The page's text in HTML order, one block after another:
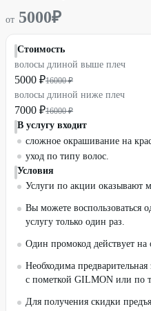
от 5000₽
Стоимость
волосы длиной выше плеч
5000 ₽16000 ₽
волосы длиной ниже плеч
7000 ₽16000 ₽
В услугу входит
сложное окрашивание на
уход по типу волос.
Условия
Услуги по акции оказывают
Вы можете воспользоваться
услугу только один раз.
Один промокод действует на
Необходима
с пометкой GILMON или по
Для получения скидки